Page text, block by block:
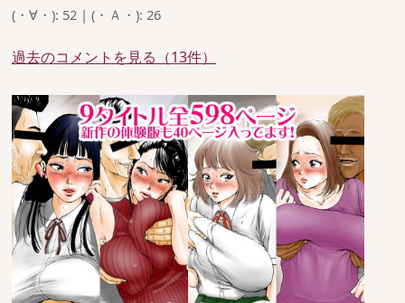
(・∀・): 52 | (・Ａ・): 26
過去のコメントを見る（13件）